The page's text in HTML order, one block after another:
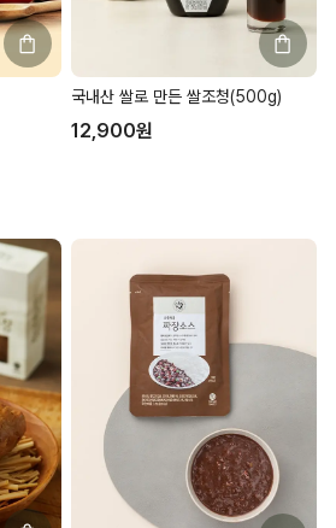
국내산 쌀로 만든 쌀조청(500g)
12,900원